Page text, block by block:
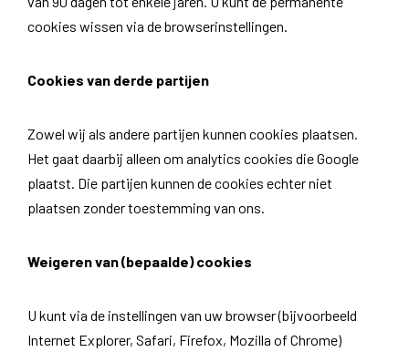
cookies wissen via de browserinstellingen.
Cookies van derde partijen
Zowel wij als andere partijen kunnen cookies plaatsen.
Het gaat daarbij alleen om analytics cookies die Google
plaatst. Die partijen kunnen de cookies echter niet
plaatsen zonder toestemming van ons.
Weigeren van (bepaalde) cookies
U kunt via de instellingen van uw browser (bijvoorbeeld
Internet Explorer, Safari, Firefox, Mozilla of Chrome)